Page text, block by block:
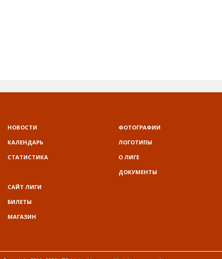
НОВОСТИ
КАЛЕНДАРЬ
СТАТИСТИКА
ФОТОГРАФИИ
ЛОГОТИПЫ
О ЛИГЕ
ДОКУМЕНТЫ
САЙТ ЛИГИ
БИЛЕТЫ
МАГАЗИН